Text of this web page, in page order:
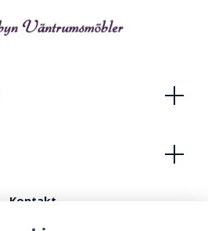
Kontakt
Köpvillkor